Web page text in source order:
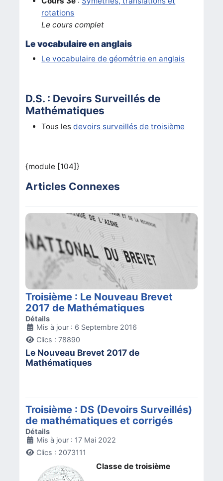
rotations
Le cours complet
Le vocabulaire en anglais
Le vocabulaire de géométrie en anglais
D.S. : Devoirs Surveillés de
Mathématiques
Tous lesdevoirs surveillés de troisième
{module [104]}
Articles Connexes
Troisième : Le Nouveau Brevet
2017 de Mathématiques
Détails
Mis à jour : 6 Septembre 2016
Clics : 78890
Le Nouveau Brevet 2017 de
Mathématiques
Troisième : DS (Devoirs Surveillés)
de mathématiques et corrigés
Détails
Mis à jour : 17 Mai 2022
Clics : 2073111
Classe de troisième